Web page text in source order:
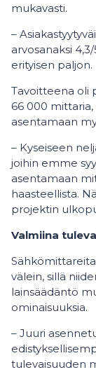
mukavasti.
–
arvosanaksi
erityisen paljon.
Tavoitteena oli
66 000
asentamaan
– Kyseiseen
joihin emme
asentamaan
haasteellista.
projektin
Valmiina
välein, sillä
lainsäädäntö
ominaisuuksia.
– Juuri
tulevaisuuden